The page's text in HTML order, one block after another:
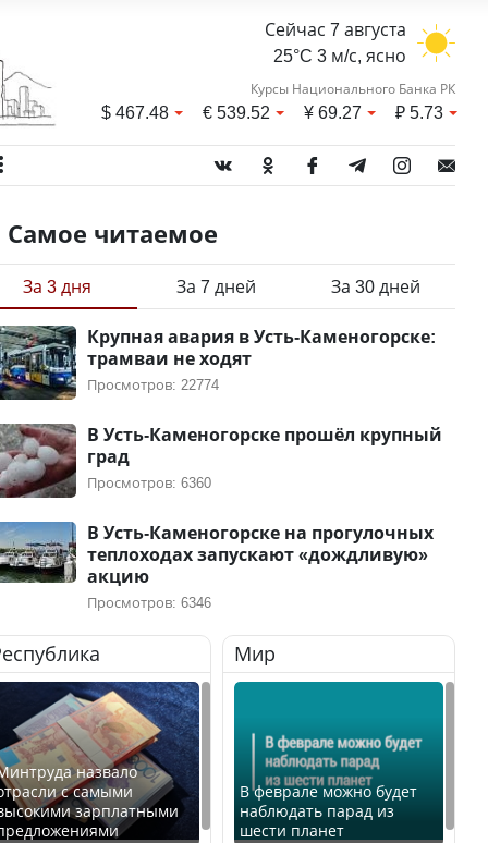
Сейчас 7 августа
25°C 3 м/с, ясно
Курсы Национального Банка РК
$467.48 €539.52 ¥69.27 ₽5.73
Самое читаемое
За 3 дня За 7 дней За 30 дней
Крупная авария в Усть-Каменогорске:
трамваи не ходят
Просмотров: 22774
В Усть-Каменогорске прошёл крупный
град
Просмотров: 6360
В Усть-Каменогорске на прогулочных
теплоходах запускают «дождливую»
акцию
Просмотров: 6346
назвало
с самыми
зарплатными
Мир
В феврале можно будет
наблюдать парад из
шести планет